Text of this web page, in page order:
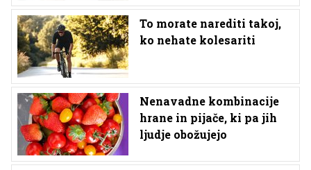
To morate narediti takoj,
ko nehate kolesariti
Nenavadne kombinacije
hrane in pijače, ki pa jih
ljudje obožujejo